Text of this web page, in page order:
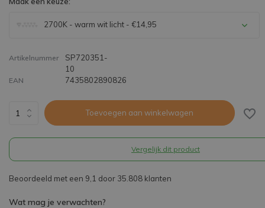
2700K - warm wit licht - €14,95
Artikelnummer
SP720351-
10
EAN 7435802890826
Toevoegen aan winkelwagen
Vergelijk dit product
Beoordeeld met een 9,1 door 35.808 klanten
Wat mag je verwachten?